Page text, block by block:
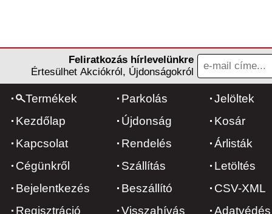
Feliratkozás hírlevelünkre
Értesülhet Akciókról, Újdonságokról
Termékek
Kezdőlap
Kapcsolat
Cégünkről
Bejelentkezés
Regisztráció
Parkolás
Újdonság
Rendelés
Szállítás
Beszállító
Visszahívás
Jelöltek
Kosár
Árlisták
Letöltés
CSV-XML
Adatvédés